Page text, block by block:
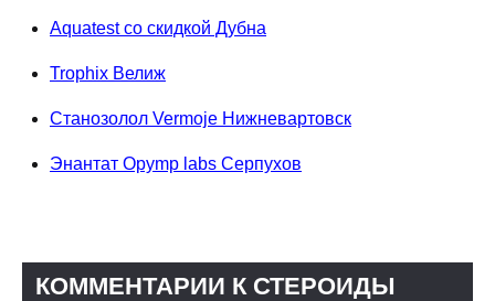
Aquatest со скидкой Дубна
Trophix Велиж
Станозолол Vermoje Нижневартовск
Энантат Opymp labs Серпухов
КОММЕНТАРИИ К СТЕРОИДЫ